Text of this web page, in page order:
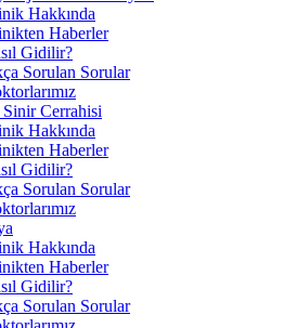
Hakkında
Haberler
Gidilir?
Sorulan Sorular
Cerrahisi
Hakkında
Haberler
Gidilir?
Sorulan Sorular
Hakkında
Haberler
Gidilir?
Sorulan Sorular